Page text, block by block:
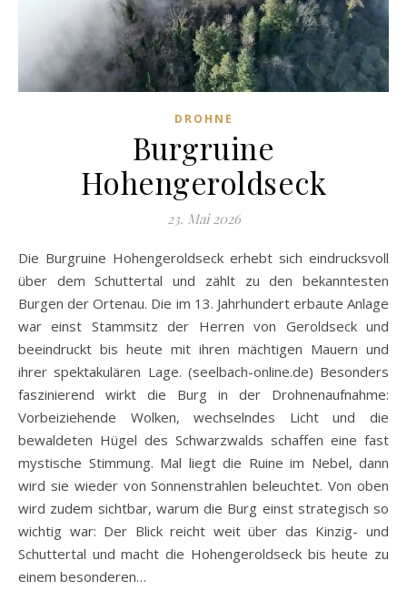
DROHNE
Burgruine
Hohengeroldseck
23. Mai 2026
Die Burgruine Hohengeroldseck erhebt sich eindrucksvoll
über dem Schuttertal und zählt zu den bekanntesten
Burgen der Ortenau. Die im 13. Jahrhundert erbaute Anlage
war einst Stammsitz der Herren von Geroldseck und
beeindruckt bis heute mit ihren mächtigen Mauern und
ihrer spektakulären Lage. (seelbach-online.de) Besonders
faszinierend wirkt die Burg in der Drohnenaufnahme:
Vorbeiziehende Wolken, wechselndes Licht und die
bewaldeten Hügel des Schwarzwalds schaffen eine fast
mystische Stimmung. Mal liegt die Ruine im Nebel, dann
wird sie wieder von Sonnenstrahlen beleuchtet. Von oben
wird zudem sichtbar, warum die Burg einst strategisch so
wichtig war: Der Blick reicht weit über das Kinzig- und
Schuttertal und macht die Hohengeroldseck bis heute zu
einem besonderen…